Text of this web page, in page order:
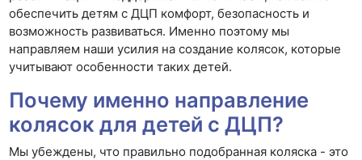
обеспечить детям с ДЦП комфорт, безопасность и
возможность развиваться. Именно поэтому мы
направляем наши усилия на создание колясок, которые
учитывают особенности таких детей.
Почему именно направление
колясок для детей с ДЦП?
Мы убеждены, что правильно подобранная коляска - это